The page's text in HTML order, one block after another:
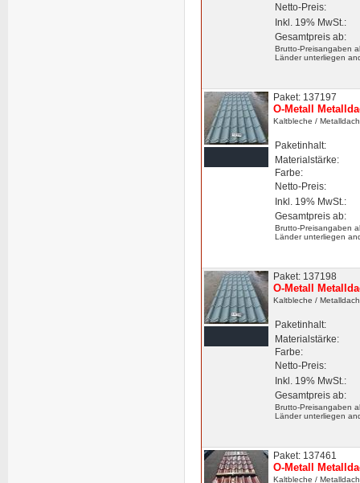
Netto-Preis:
Inkl. 19% MwSt.:
Gesamtpreis ab:
Brutto-Preisangaben
Länder unterliegen
Paket: 137197
O-Metall
Kaltbleche /
Paketinhalt:
Materialstärke:
Farbe:
Netto-Preis:
Inkl. 19% MwSt.:
Gesamtpreis ab:
Brutto-Preisangaben
Länder unterliegen
Paket: 137198
O-Metall
Kaltbleche /
Paketinhalt:
Materialstärke:
Farbe:
Netto-Preis:
Inkl. 19% MwSt.:
Gesamtpreis ab:
Brutto-Preisangaben
Länder unterliegen
Paket: 137461
O-Metall
Kaltbleche /